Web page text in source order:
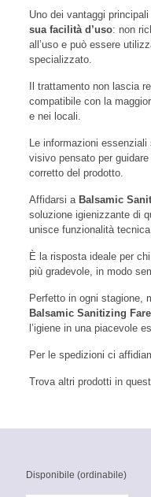
Uno dei vantaggi principali
sua facilità d’uso: non
all’uso e può essere
specializzato.
Il trattamento non lascia
compatibile con la
e nei locali.
Le informazioni
visivo pensato per guidare
corretto del prodotto.
Affidarsi a Balsamic
soluzione igienizzante di
unisce funzionalità
È la risposta ideale per
più gradevole, in modo
Perfetto in ogni stagione,
Balsamic Sanitizing
l’igiene in una piacevole
Per le spedizioni ci
Trova altri prodotti in
Disponibile (ordinabile)